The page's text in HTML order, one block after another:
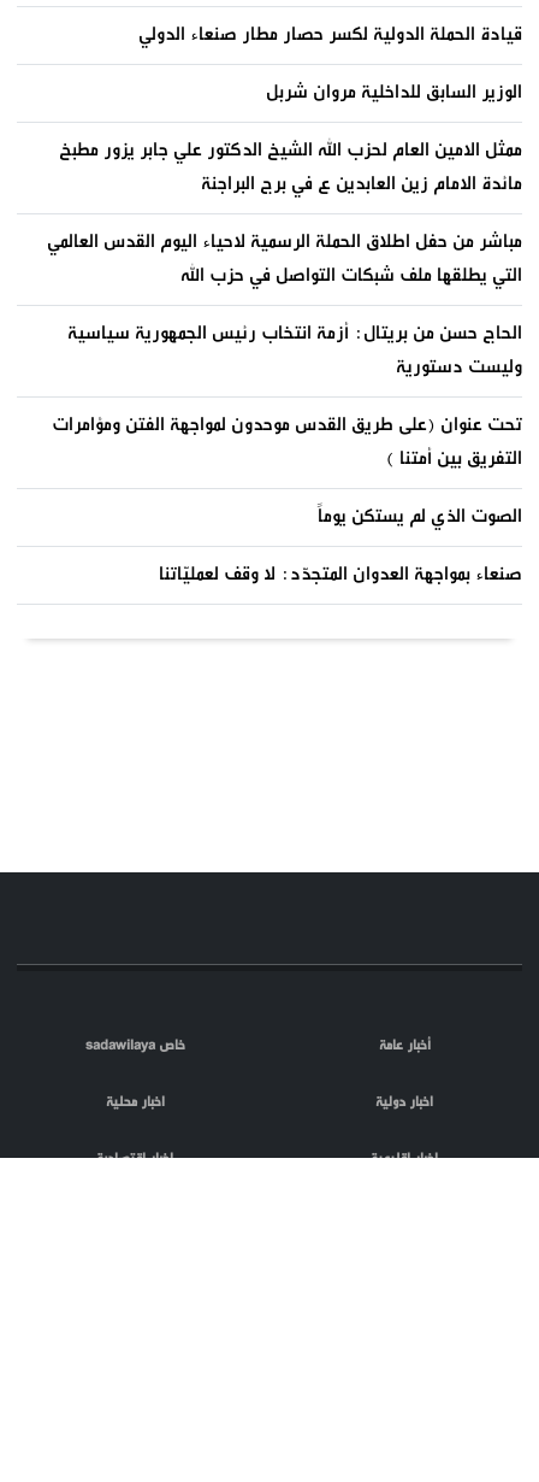
قيادة الحملة الدولية لكسر حصار مطار صنعاء الدولي
الوزير السابق للداخلية مروان شربل
ممثل الامين العام لحزب الله الشيخ الدكتور علي جابر يزور مطبخ
مائدة الامام زين العابدين ع في برج البراجنة
مباشر من حفل اطلاق الحملة الرسمية لاحياء اليوم القدس العالمي
التي يطلقها ملف شبكات التواصل في حزب الله
الحاج حسن من بريتال: أزمة انتخاب رئيس الجمهورية سياسية
وليست دستورية
تحت عنوان (على طريق القدس موحدون لمواجهة الفتن ومؤامرات
التفريق بين أمتنا )
الصوت الذي لم يستكن يوماً
صنعاء بمواجهة العدوان المتجدّد: لا وقف لعمليّاتنا
أخبار عامة خاص sadawilaya
اخبار دولية اخبار محلية
اخبار اقليمية اخبار اقتصادية